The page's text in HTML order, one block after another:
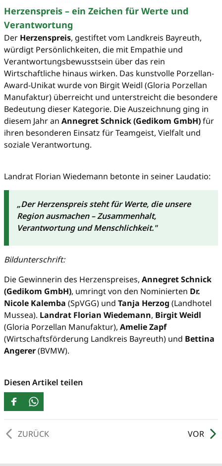
Herzenspreis – ein Zeichen für Werte und
Verantwortung
Der Herzenspreis, gestiftet vom Landkreis Bayreuth,
würdigt Persönlichkeiten, die mit Empathie und
Verantwortungsbewusstsein über das rein
Wirtschaftliche hinaus wirken. Das kunstvolle Porzellan-
Award-Unikat wurde von Birgit Weidl (Gloria Porzellan
Manufaktur) überreicht und unterstreicht die besondere
Bedeutung dieser Kategorie. Die Auszeichnung ging in
diesem Jahr an Annegret Schnick (Gedikom GmbH)für
ihren besonderen Einsatz für Teamgeist, Vielfalt und
soziale Verantwortung.
Landrat Florian Wiedemann betonte in seiner Laudatio:
„Der Herzenspreis steht für Werte, die unsere
Region ausmachen – Zusammenhalt,
Verantwortung und Menschlichkeit."
Bildunterschrift:
Die Gewinnerin des Herzenspreises, Annegret Schnick
(Gedikom GmbH), umringt von den Nominierten Dr.
Nicole Kalemba (SpVGG) und Tanja Herzog (Landhotel
Mussea). Landrat Florian Wiedemann, Birgit Weidl
(Gloria Porzellan Manufaktur), Amelie Zapf
(Wirtschaftsförderung Landkreis Bayreuth) und Bettina
Angerer(BVMW).
Diesen Artikel teilen
VOR
ZURÜCK